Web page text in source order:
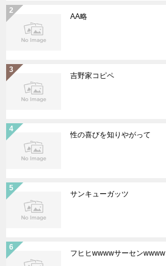
AA略
吉野家コピペ
性の喜びを知りやがって
サンキューガッツ
フヒヒwwwwサーセンwwww